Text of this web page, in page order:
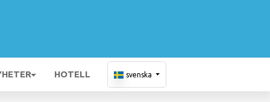
HOTELL svenska